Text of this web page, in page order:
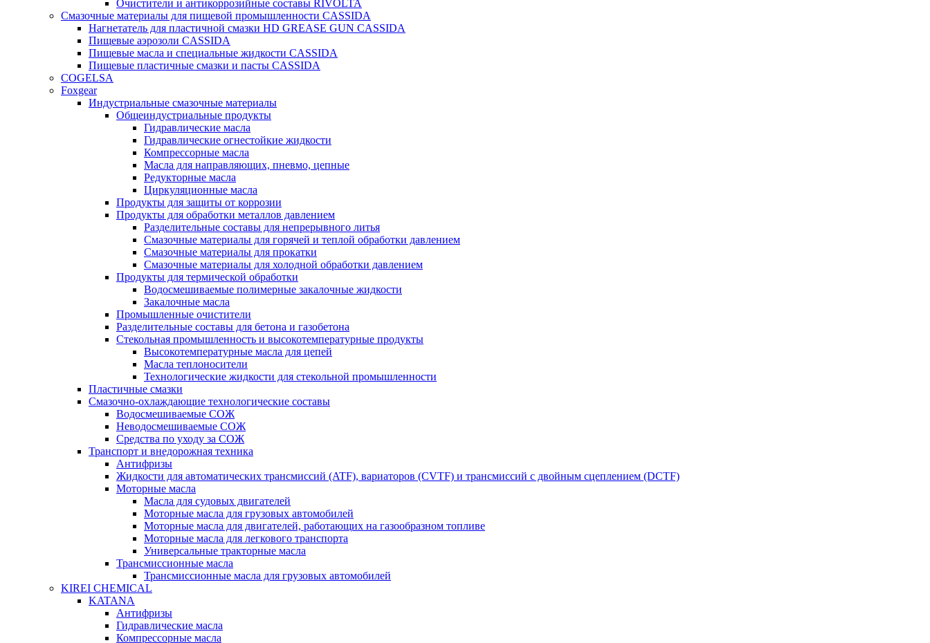
Очистители и антикоррозийные составы RIVOLTA
Смазочные материалы для пищевой промышленности CASSIDA
Нагнетатель для пластичной смазки HD GREASE GUN CASSIDA
Пищевые аэрозоли CASSIDA
Пищевые масла и специальные жидкости CASSIDA
Пищевые пластичные смазки и пасты CASSIDA
COGELSA
Foxgear
Индустриальные смазочные материалы
Общеиндустриальные продукты
Гидравлические масла
Гидравлические огнестойкие жидкости
Компрессорные масла
Масла для направляющих, пневмо, цепные
Редукторные масла
Циркуляционные масла
Продукты для защиты от коррозии
Продукты для обработки металлов давлением
Разделительные составы для непрерывного литья
Смазочные материалы для горячей и теплой обработки давлением
Смазочные материалы для прокатки
Смазочные материалы для холодной обработки давлением
Продукты для термической обработки
Водосмешиваемые полимерные закалочные жидкости
Закалочные масла
Промышленные очистители
Разделительные составы для бетона и газобетона
Стекольная промышленность и высокотемпературные продукты
Высокотемпературные масла для цепей
Масла теплоносители
Технологические жидкости для стекольной промышленности
Пластичные смазки
Смазочно-охлаждающие технологические составы
Водосмешиваемые СОЖ
Неводосмешиваемые СОЖ
Средства по уходу за СОЖ
Транспорт и внедорожная техника
Антифризы
Жидкости для автоматических трансмиссий (ATF), вариаторов (CVTF) и трансмиссий с двойным сцеплением (DCTF)
Моторные масла
Масла для судовых двигателей
Моторные масла для грузовых автомобилей
Моторные масла для двигателей, работающих на газообразном топливе
Моторные масла для легкового транспорта
Универсальные тракторные масла
Трансмиссионные масла
Трансмиссионные масла для грузовых автомобилей
KIREI CHEMICAL
KATANA
Антифризы
Гидравлические масла
Компрессорные масла